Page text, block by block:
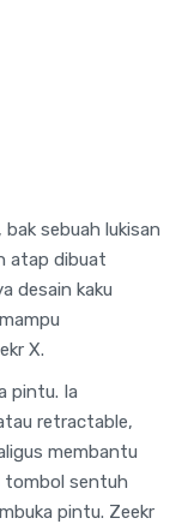
sebuah lukisan
atap dibuat
desain kaku
X.
pintu. Ia
retractable,
membantu
tombol sentuh
pintu. Zeekr